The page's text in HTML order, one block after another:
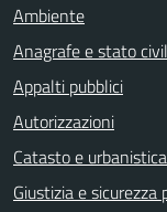
Ambiente
Anagrafe e stato
Appalti pubblici
Autorizzazioni
Catasto e urbanistica
Giustizia e sicurezza